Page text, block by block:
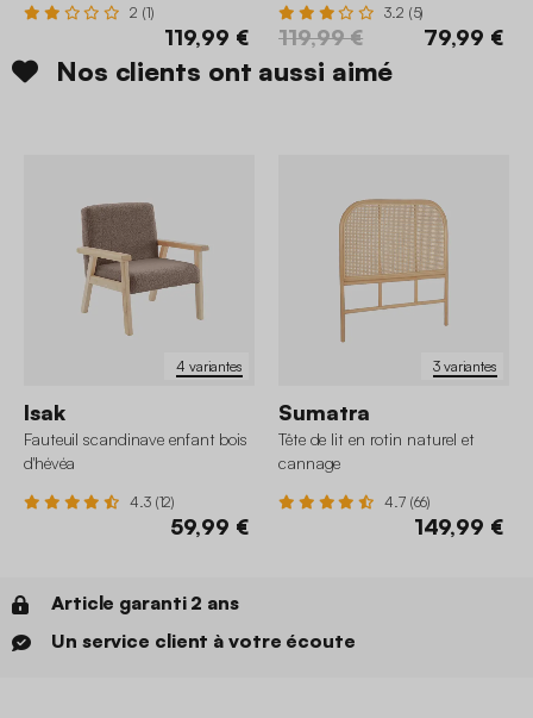
2 (1)
119,99 €
3.2 (5)
119,99 € 79,99 €
Nos clients ont aussi aimé
4 variantes
Isak
Fauteuil scandinave enfant bois
d'hévéa
4.3 (12)
59,99 €
3 variantes
Sumatra
Tête de lit en rotin naturel et
cannage
4.7 (66)
149,99 €
Article garanti 2 ans
Un service client à votre écoute